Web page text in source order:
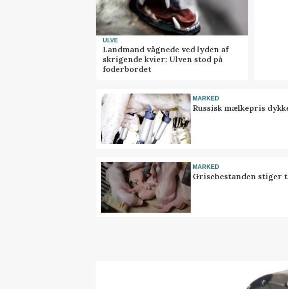
ULVE
Landmand vågnede ved lyden af
skrigende kvier: Ulven stod på
foderbordet
MARKED
Russisk mælkepris
MARKED
Grisebestanden stiger